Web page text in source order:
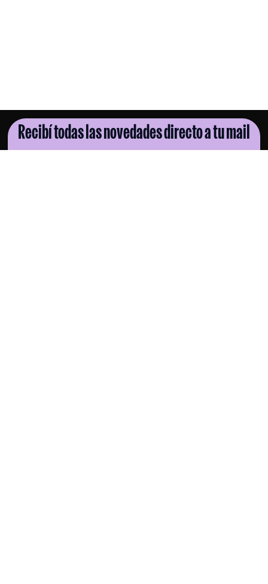
Recibí todas las novedades directo a tu mail